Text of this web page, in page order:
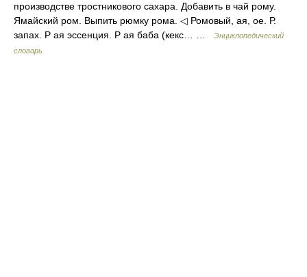
производстве тростникового сахара. Добавить в чай рому.
Ямайский ром. Выпить рюмку рома. ◁ Ромовый, ая, ое. Р.
запах. Р ая эссенция. Р ая баба (кекс… …
Энциклопедический
словарь